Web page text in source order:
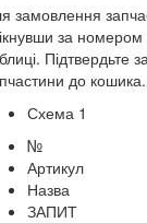
замовлення
за номером
Підтвердьте
до
Схема 1
№
Артикул
Назва
ЗАПИТ